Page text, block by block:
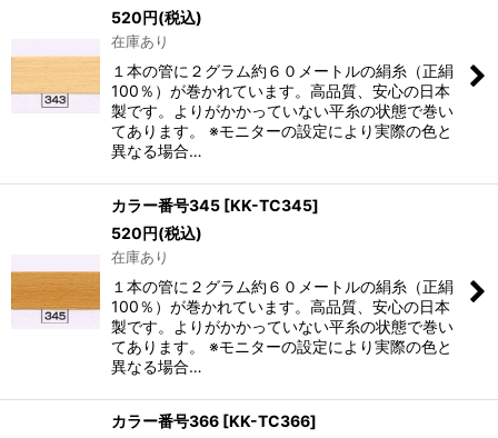
520円(税込)
在庫あり
１本の管に２グラム約６０メートルの絹糸（正絹
100％）が巻かれています。高品質、安心の日本
製です。よりがかかっていない平糸の状態で巻い
てあります。 ※モニターの設定により実際の色と
異なる場合…
カラー番号345 [KK-TC345]
520円(税込)
在庫あり
１本の管に２グラム約６０メートルの絹糸（正絹
100％）が巻かれています。高品質、安心の日本
製です。よりがかかっていない平糸の状態で巻い
てあります。 ※モニターの設定により実際の色と
異なる場合…
カラー番号366 [KK-TC366]